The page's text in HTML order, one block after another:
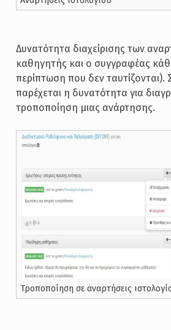
Δυνατότητα διαχείρισης των
καθηγητής και ο συγγραφέας
περίπτωση που δεν ταυτίζονται).
παρέχεται η δυνατότητα για
τροποποίηση μιας ανάρτησης.
Τροποποίηση σε αναρτήσεις